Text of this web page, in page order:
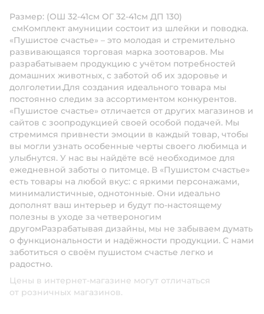
Размер: (ОШ 32-41см ОГ 32-41см ДП 130)
смКомплект амуниции состоит из шлейки и поводка.
«Пушистое счастье» – это молодая и стремительно
развивающаяся торговая марка зоотоваров. Мы
разрабатываем продукцию с учётом потребностей
домашних животных, с заботой об их здоровье и
долголетии.Для создания идеального товара мы
постоянно следим за ассортиментом конкурентов.
«Пушистое счастье» отличается от других магазинов и
сайтов с зоопродукцией своей особой подачей. Мы
стремимся привнести эмоции в каждый товар, чтобы
вы могли узнать особенные черты своего любимца и
улыбнутся. У нас вы найдёте всё необходимое для
ежедневной заботы о питомце. В «Пушистом счастье»
есть товары на любой вкус: с яркими персонажами,
минималистичные, однотонные. Они идеально
дополнят ваш интерьер и будут по-настоящему
полезны в уходе за четвероногим
другомРазрабатывая дизайны, мы не забываем думать
о функциональности и надёжности продукции. С нами
заботиться о своём пушистом счастье легко и
радостно.
Цены в интернет-магазине могут отличаться
от розничных магазинов.